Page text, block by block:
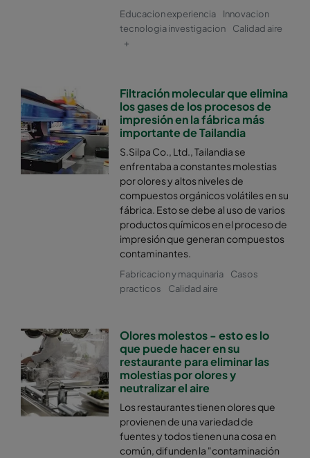
Educacion experiencia
Innovacion
tecnologia investigacion
Calidad aire
+
Filtración molecular que elimina
los gases de los procesos de
impresión en la fábrica más
importante de Tailandia
S.Silpa Co., Ltd., Tailandia se
enfrentaba a constantes molestias
por olores y altos niveles de
compuestos orgánicos volátiles en su
fábrica. Esto se debe al uso de varios
productos químicos en el proceso de
impresión que generan compuestos
contaminantes.
Fabricacion y maquinaria
Casos
practicos
Calidad aire
Olores molestos - esto es lo
que puede hacer en su
restaurante para eliminar las
molestias por olores y
neutralizar el aire
Los restaurantes tienen olores que
provienen de una variedad de
fuentes y todos tienen una cosa en
común, difunden la "contaminación